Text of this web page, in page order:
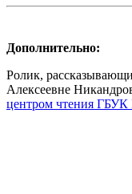
Дополнительно:
Ролик,
Алексеевне
центром чтения